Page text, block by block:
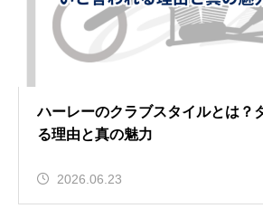
ハーレーのクラブスタイルとは？
る理由と真の魅力
2026.06.23